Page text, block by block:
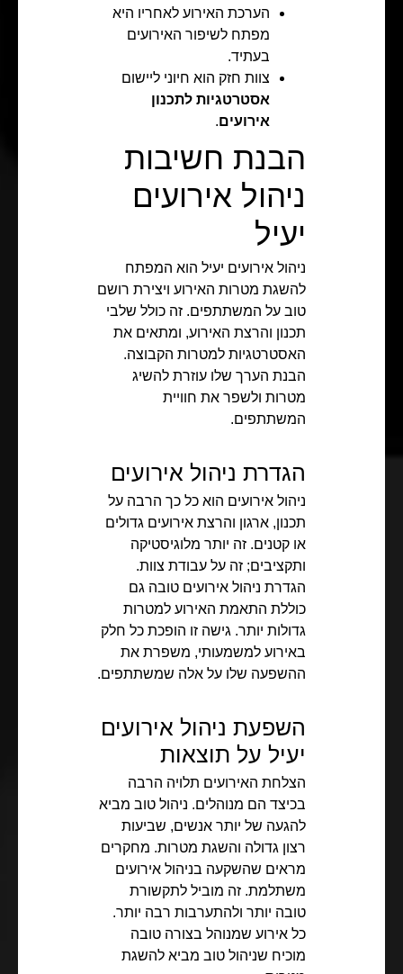
הערכת האירוע לאחריו היא
מפתח לשיפור האירועים
בעתיד.
צוות חזק הוא חיוני ליישום
אסטרטגיות לתכנון
אירועים.
הבנת חשיבות
ניהול אירועים
יעיל
ניהול אירועים יעיל הוא המפתח
להשגת מטרות האירוע ויצירת רושם
טוב על המשתתפים. זה כולל שלבי
תכנון והרצת האירוע, ומתאים את
האסטרטגיות למטרות הקבוצה.
הבנת הערך שלו עוזרת להשיג
מטרות ולשפר את חוויית
המשתתפים.
הגדרת ניהול אירועים
ניהול אירועים הוא כל כך הרבה על
תכנון, ארגון והרצת אירועים גדולים
או קטנים. זה יותר מלוגיסטיקה
ותקציבים; זה על עבודת צוות.
הגדרת ניהול אירועים טובה גם
כוללת התאמת האירוע למטרות
גדולות יותר. גישה זו הופכת כל חלק
באירוע למשמעותי, משפרת את
ההשפעה שלו על אלה שמשתתפים.
השפעת ניהול אירועים
יעיל על תוצאות
הצלחת האירועים תלויה הרבה
בכיצד הם מנוהלים. ניהול טוב מביא
להגעה של יותר אנשים, שביעות
רצון גדולה והשגת מטרות. מחקרים
מראים שהשקעה בניהול אירועים
משתלמת. זה מוביל לתקשורת
טובה יותר ולהתערבות רבה יותר.
כל אירוע שמנוהל בצורה טובה
מוכיח שניהול טוב מביא להשגת